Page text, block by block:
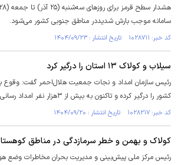
سامانه موجب بارش شدیددر مناطق جنوبی کشور می‌شود.
کد خبر: ۱۰۲۸۷۱۱ تاریخ انتشار : ۱۴۰۴/۰۹/۲۳
سیلاب و کولاک ۱۳ استان را درگیر کرد
کشور را درگیر کرده و تاکنون به بیش از ۳هزار نفر امداد رسانی شده است.
کد خبر: ۱۰۲۸۲۱۷ تاریخ انتشار : ۱۴۰۴/۰۹/۲۰
کولاک و بهمن و خطر سرمازدگی در مناطق
رئیس مرکز ملی پیش‌بینی و مدیریت بحران مخاطرات وضع